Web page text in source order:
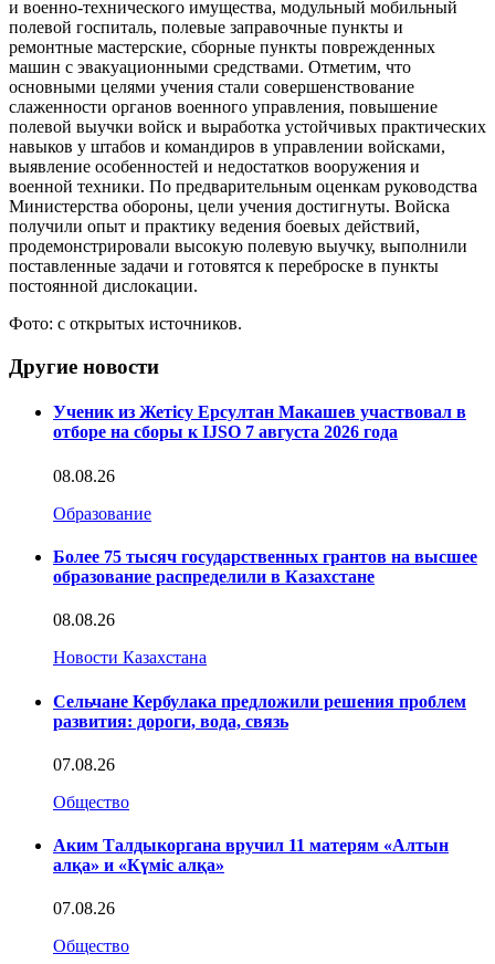
и военно-технического имущества, модульный мобильный
полевой госпиталь, полевые заправочные пункты и
ремонтные мастерские, сборные пункты поврежденных
машин с эвакуационными средствами. Отметим, что
основными целями учения стали совершенствование
слаженности органов военного управления, повышение
полевой выучки войск и выработка устойчивых практических
навыков у штабов и командиров в управлении войсками,
выявление особенностей и недостатков вооружения и
военной техники. По предварительным оценкам руководства
Министерства обороны, цели учения достигнуты. Войска
получили опыт и практику ведения боевых действий,
продемонстрировали высокую полевую выучку, выполнили
поставленные задачи и готовятся к переброске в пункты
постоянной дислокации.
Фото: с открытых источников.
Другие новости
Ученик из Жетісу Ерсултан Макашев участвовал в
отборе на сборы к IJSO 7 августа 2026 года
08.08.26
Образование
Более 75 тысяч государственных грантов на высшее
образование распределили в Казахстане
08.08.26
Новости Казахстана
Сельчане Кербулака предложили решения проблем
развития: дороги, вода, связь
07.08.26
Общество
Аким Талдыкоргана вручил 11 матерям «Алтын
алқа» и «Күміс алқа»
07.08.26
Общество